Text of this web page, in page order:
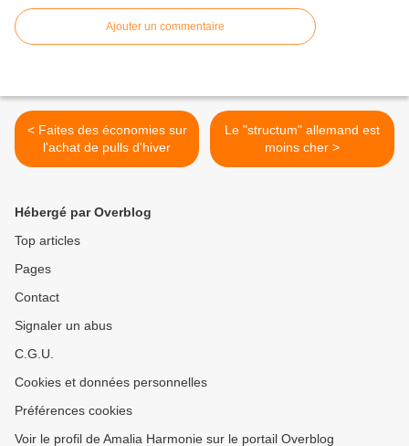
Ajouter un commentaire
< Faites des économies sur
l'achat de pulls d'hiver
Le "structum" allemand est
moins cher >
Hébergé par Overblog
Top articles
Pages
Contact
Signaler un abus
C.G.U.
Cookies et données personnelles
Préférences cookies
Voir le profil de Amalia Harmonie sur le portail Overblog